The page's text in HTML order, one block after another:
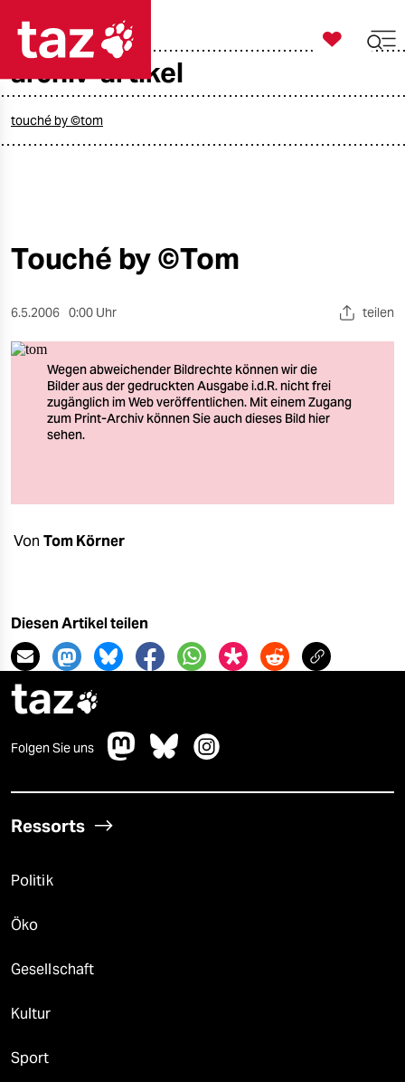
öko
sport
berlin
fragen & hilfe
unterstützen
abo
epaper login

taz zahl ich
archiv-artikel
touché by ©tom
Touché by ©Tom
6.5.2006 0:00 Uhr teilen
Von Tom Körner
Diesen Artikel teilen
taz
Folgen Sie uns
Ressorts
Politik
Öko
Gesellschaft
Kultur
Sport